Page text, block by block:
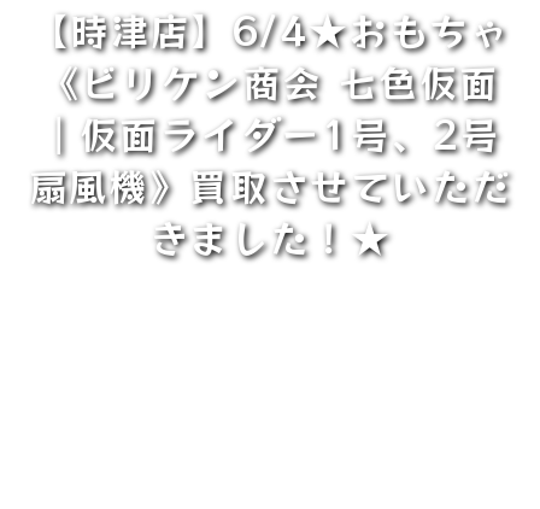
【時津店】6/4★おもちゃ
《ビリケン商会 七色仮面
｜仮面ライダー1号、2号
扇風機》買取させていただ
きました！★